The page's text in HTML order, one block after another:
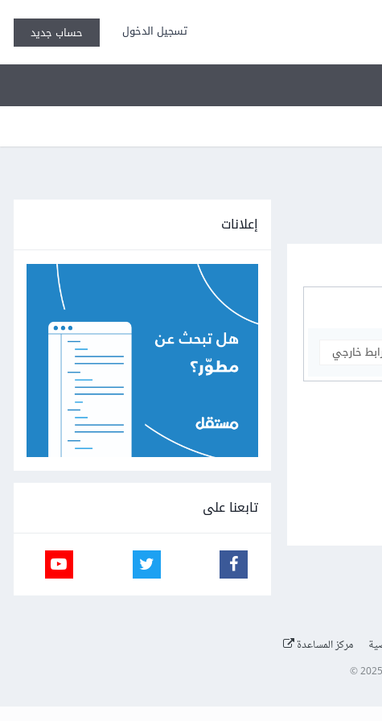
تسجيل الدخول حساب جديد
خارجي
إعلانات
تابعنا على
مركز المساعدة
© 2025